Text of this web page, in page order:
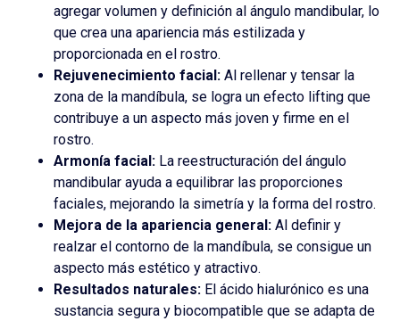
agregar volumen y definición al ángulo mandibular, lo
que crea una apariencia más estilizada y
proporcionada en el rostro.
Rejuvenecimiento facial: Al rellenar y tensar la
zona de la mandíbula, se logra un efecto lifting que
contribuye a un aspecto más joven y firme en el
rostro.
Armonía facial: La reestructuración del ángulo
mandibular ayuda a equilibrar las proporciones
faciales, mejorando la simetría y la forma del rostro.
Mejora de la apariencia general: Al definir y
realzar el contorno de la mandíbula, se consigue un
aspecto más estético y atractivo.
Resultados naturales: El ácido hialurónico es una
sustancia segura y biocompatible que se adapta de